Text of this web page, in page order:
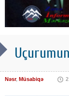
Nəsr, Müsabiqə